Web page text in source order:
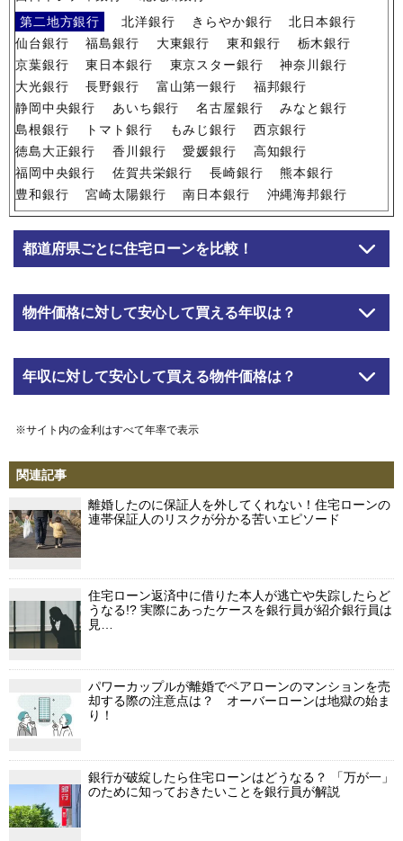
第二地方銀行
北洋銀行 きらやか銀行
北日本銀行
仙台銀行
福島銀行 大東銀行 東和銀行
栃木銀行
京葉銀行
東日本銀行 東京スター銀行
神奈川銀行
大光銀行
長野銀行 富山第一銀行
福邦銀行
静岡中央銀行
あいち銀行 名古屋銀行
みなと銀行
島根銀行
トマト銀行 もみじ銀行
西京銀行
徳島大正銀行
香川銀行 愛媛銀行
高知銀行
福岡中央銀行
佐賀共栄銀行 長崎銀行
熊本銀行
豊和銀行
宮崎太陽銀行 南日本銀行 沖縄海邦銀行
都道府県ごとに住宅ローンを比較！
物件価格に対して安心して買える年収は？
年収に対して安心して買える物件価格は？
※サイト内の金利はすべて年率で表示
関連記事
離婚したのに保証人を外してくれない！住宅ローンの
連帯保証人のリスクが分かる苦いエピソード
住宅ローン返済中に借りた本人が逃亡や失踪したらど
うなる!? 実際にあったケースを銀行員が紹介銀行員は
見…
パワーカップルが離婚でペアローンのマンションを売
却する際の注意点は？ オーバーローンは地獄の始ま
り！
銀行が破綻したら住宅ローンはどうなる？ 「万が一」
のために知っておきたいことを銀行員が解説